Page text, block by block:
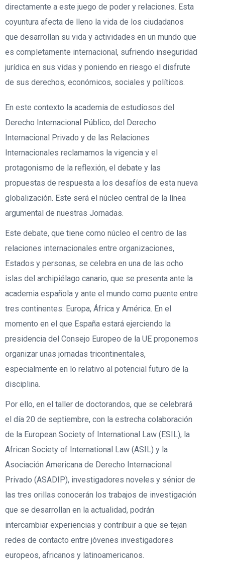
directamente a este juego de poder y relaciones. Esta
coyuntura afecta de lleno la vida de los ciudadanos
que desarrollan su vida y actividades en un mundo que
es completamente internacional, sufriendo inseguridad
jurídica en sus vidas y poniendo en riesgo el disfrute
de sus derechos, económicos, sociales y políticos.
En este contexto la academia de estudiosos del
Derecho Internacional Público, del Derecho
Internacional Privado y de las Relaciones
Internacionales reclamamos la vigencia y el
protagonismo de la reflexión, el debate y las
propuestas de respuesta a los desafíos de esta nueva
globalización. Este será el núcleo central de la línea
argumental de nuestras Jornadas.
Este debate, que tiene como núcleo el centro de las
relaciones internacionales entre organizaciones,
Estados y personas, se celebra en una de las ocho
islas del archipiélago canario, que se presenta ante la
academia española y ante el mundo como puente entre
tres continentes: Europa, África y América. En el
momento en el que España estará ejerciendo la
presidencia del Consejo Europeo de la UE proponemos
organizar unas jornadas tricontinentales,
especialmente en lo relativo al potencial futuro de la
disciplina.
Por ello, en el taller de doctorandos, que se celebrará
el día 20 de septiembre, con la estrecha colaboración
de la European Society of International Law (ESIL), la
African Society of International Law (ASIL) y la
Asociación Americana de Derecho Internacional
Privado (ASADIP), investigadores noveles y sénior de
las tres orillas conocerán los trabajos de investigación
que se desarrollan en la actualidad, podrán
intercambiar experiencias y contribuir a que se tejan
redes de contacto entre jóvenes investigadores
europeos, africanos y latinoamericanos.